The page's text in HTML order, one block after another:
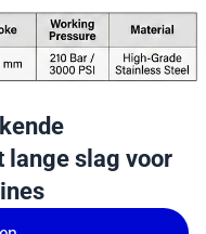
lange slag voor